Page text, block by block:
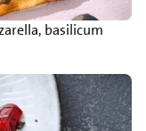
basilicum